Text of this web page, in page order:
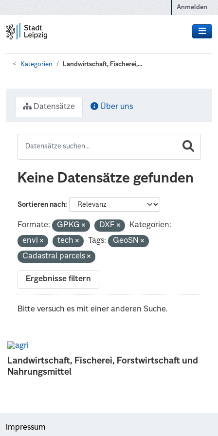
Anmelden
Kategorien Landwirtschaft, Fischerei,...
Landwirtschaft, Fischerei, Forstwirtschaft und
Nahrungsmittel
Datensätze Über uns
Keine Datensätze gefunden
Sortieren nach
Formate: GPKG DXF
Kategorien:
envi
tech Tags:
GeoSN
Cadastral parcels
Ergebnisse filtern
Bitte versuch es mit einer anderen Suche.
Impressum